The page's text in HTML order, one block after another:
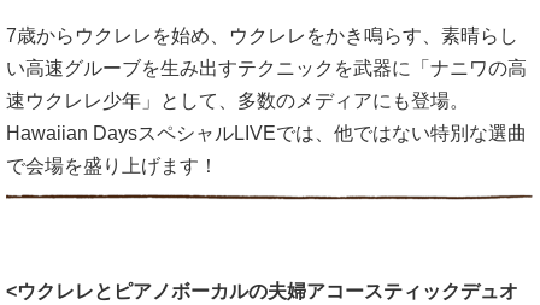
7歳からウクレレを始め、ウクレレをかき鳴らす、素晴らし
い高速グルーブを生み出すテクニックを武器に「ナニワの高
速ウクレレ少年」として、多数のメディアにも登場。
Hawaiian DaysスペシャルLIVEでは、他ではない特別な選曲
で会場を盛り上げます！
<ウクレレとピアノボーカルの夫婦アコースティックデュオ